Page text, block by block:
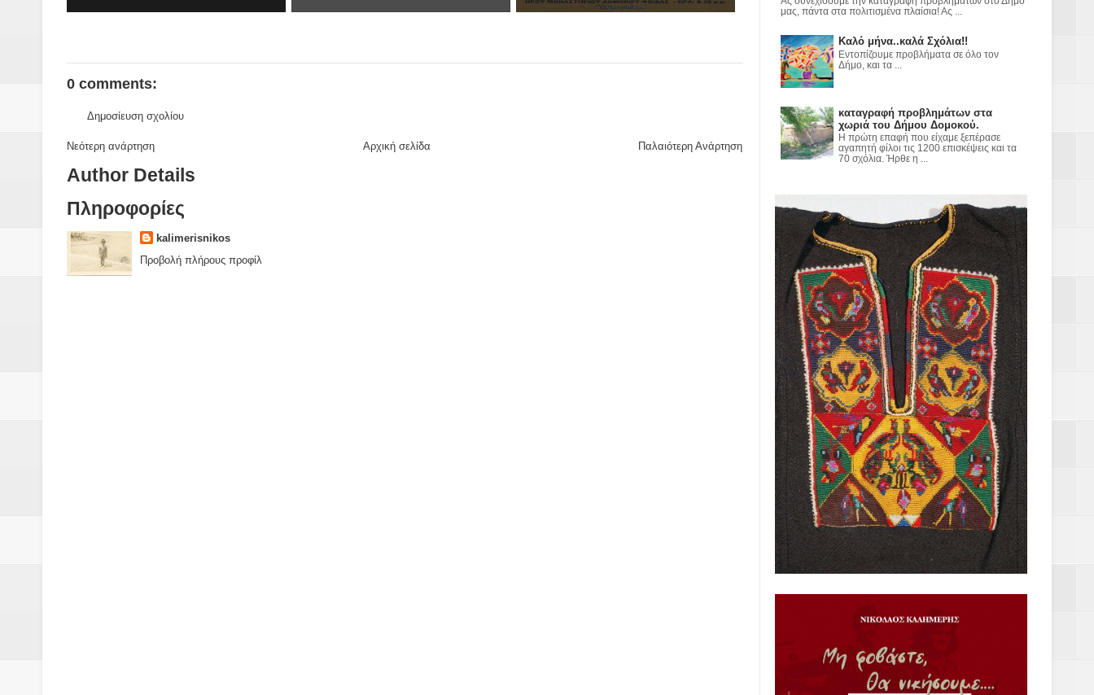
Βίντεο του Εφηβικού τμήματος του Επιμορφωτικού στο Λεοντάρι!
0 comments:
Δημοσίευση σχολίου
Νεότερη ανάρτηση Παλαιότερη Ανάρτηση
Αρχική σελίδα
Author Details
Πληροφορίες
kalimerisnikos
Προβολή πλήρους προφίλ
μας, πάντα στα πολιτισμένα πλαίσια! Ας ...
Καλό μήνα..καλά Σχόλια!!
Εντοπίζουμε προβλήματα σε όλο τον
Δήμο, και τα ...
καταγραφή προβλημάτων στα
χωριά του Δήμου Δομοκού.
Η πρώτη επαφή που είχαμε ξεπέρασε
αγαπητή φίλοι τις 1200 επισκέψεις και τα
70 σχόλια. Ήρθε η ...